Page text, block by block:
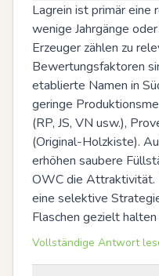
Lagrein ist primär eine
wenige Jahrgänge
Erzeuger zählen zu
Bewertungsfaktoren
etablierte Namen in
geringe
(RP, JS, VN usw.),
(Original-Holzkiste).
erhöhen saubere
OWC die Attraktivität.
eine selektive
Flaschen gezielt
Vollständige Antwort